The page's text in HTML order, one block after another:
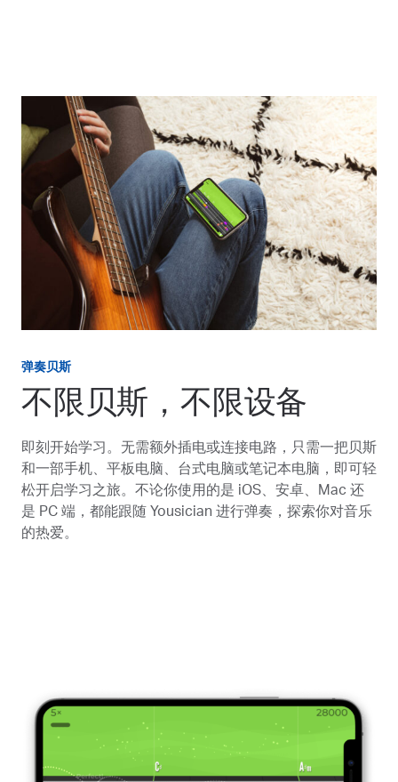
弹奏贝斯
不限贝斯，不限设备
即刻开始学习。无需额外插电或连接电路，只需一把贝斯
和一部手机、平板电脑、台式电脑或笔记本电脑，即可轻
松开启学习之旅。不论你使用的是 iOS、安卓、Mac 还
是 PC 端，都能跟随 Yousician 进行弹奏，探索你对音乐
的热爱。